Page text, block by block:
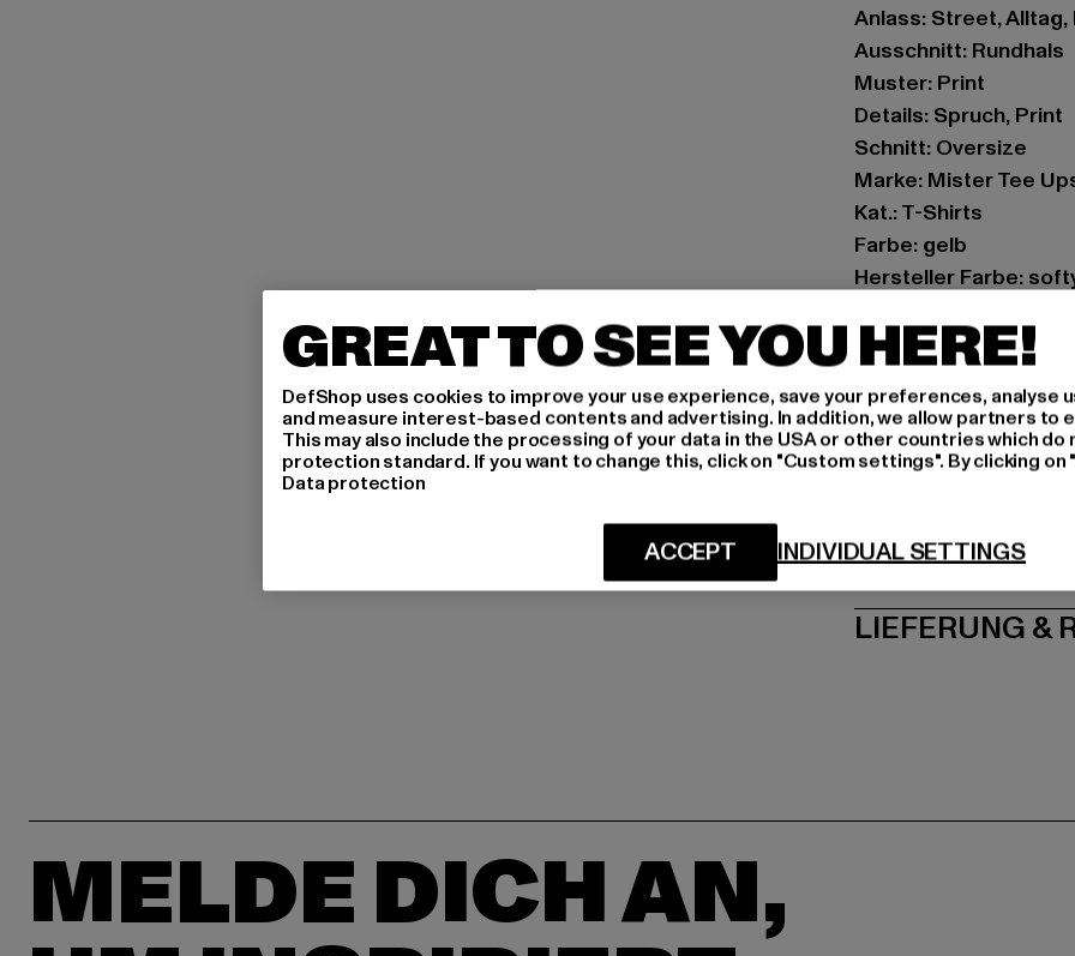
Anlass: Street,
Ausschnitt: Rundhals
Muster: Print
Details: Spruch, Print
Schnitt: Oversize
Marke: Mister Tee
Kat.: T-Shirts
Farbe: gelb
Hersteller Farbe:
Art.Nr: MT3121-03660
Hersteller: TB
Dr.-Robert-Murjahn-
LIEFERUNG &
MELDE DICH AN,
GREAT TO SEE YOU HERE!
DefShop uses cookies to improve your use experience, save your preferences, analyse
and measure interest-based contents and advertising. In addition, we allow partners to
This may also include the processing of your data in the USA or other countries which do
protection standard. If you want to change this, click on "Custom settings". By clicking
Data protection
INDIVIDUAL SETTINGS
ACCEPT